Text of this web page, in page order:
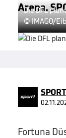
Arena.
Die DFL
© IMAGO/
Fortuna